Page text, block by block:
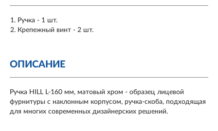
Ручка - 1 шт.
Крепежный винт - 2 шт.
ОПИСАНИЕ
Ручка HILL L-160 мм, матовый хром - образец лицевой
фурнитуры с наклонным корпусом, ручка-скоба, подходящая
для многих современных дизайнерских решений.